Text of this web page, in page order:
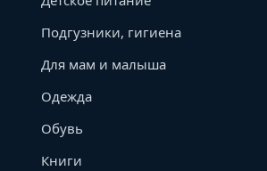
Подгузники, гигиена
Для мам и малыша
Одежда
Обувь
Книги